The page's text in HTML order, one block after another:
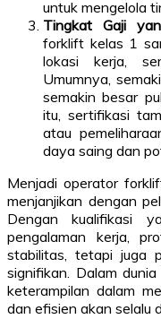
untuk mengelola
Tingkat Gaji
forklift kelas 1
lokasi kerja,
Umumnya,
semakin besar
itu, sertifikasi
atau
daya saing dan
Menjadi operator
menjanjikan dengan
Dengan kualifikasi
pengalaman kerja,
stabilitas, tetapi juga
signifikan. Dalam
keterampilan dalam
dan efisien akan selalu